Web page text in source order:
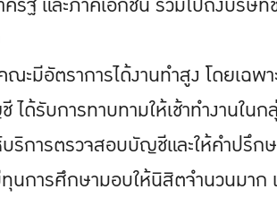
ะมีอัตราการได้งานทำสูง โดยเฉพ
ได้รับการทาบทามให้เช้าทำงานใน
ริการตรวจสอบบัญชีและให้คำปรึก
การศึกษามอบให้นิสิตจำนวนมาก